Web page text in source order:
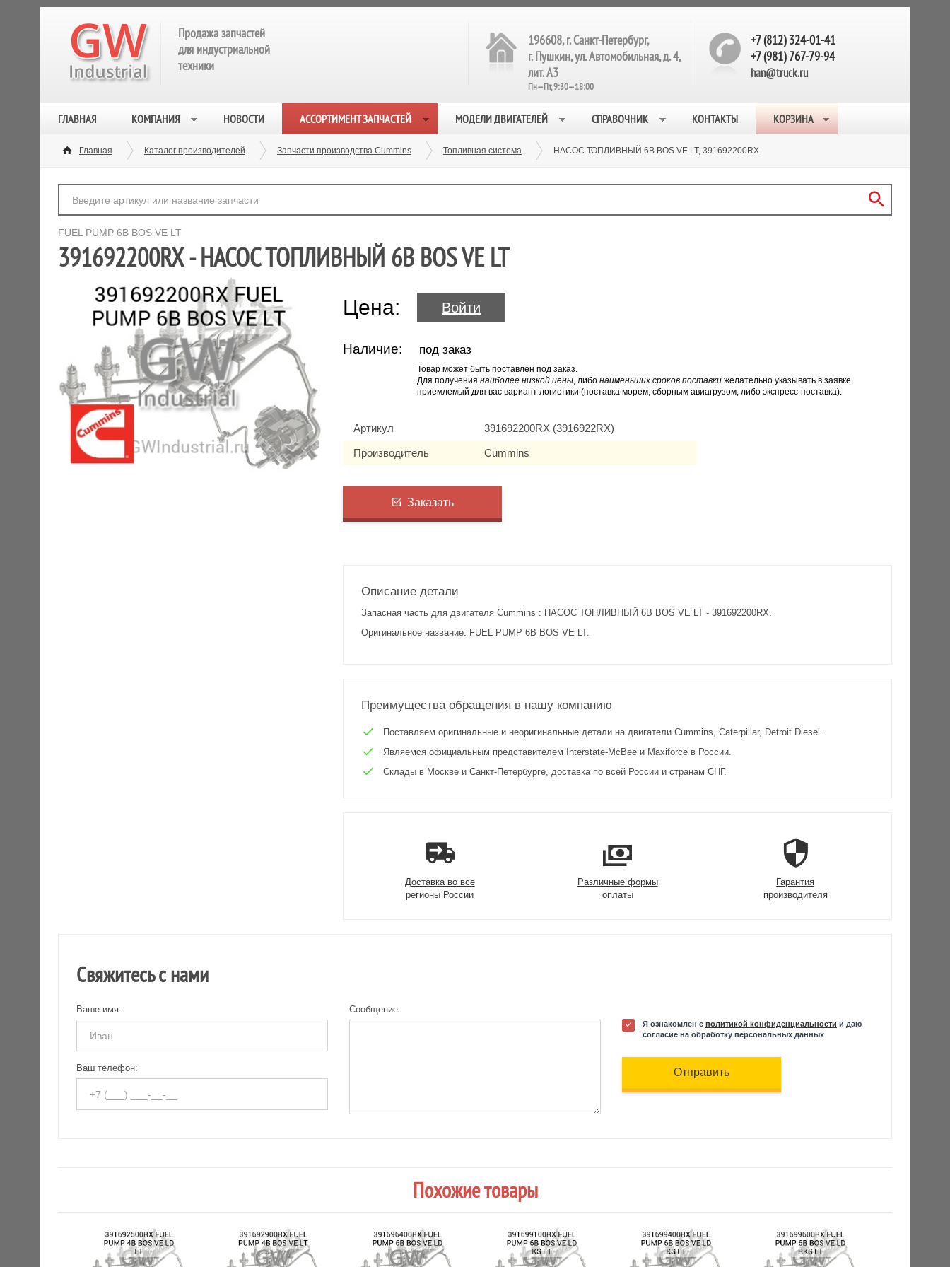
Продажа запчастей
для индустриальной
техники
196608, г. Санкт-Петербург,
г. Пушкин, ул. Автомобильная, д. 4,
лит. А3
Пн—Пт, 9:30—18:00
+7 (812) 324-01-41
+7 (981) 767-79-94
han@truck.ru
ГЛАВНАЯ КОМПАНИЯ НОВОСТИ АССОРТИМЕНТ ЗАПЧАСТЕЙ МОДЕЛИ ДВИГАТЕЛЕЙ СПРАВОЧНИК КОНТАКТЫ КОРЗИНА
Главная Каталог производителей Запчасти производства Cummins Топливная система НАСОС ТОПЛИВНЫЙ 6B BOS VE LT, 391692200RX
FUEL PUMP 6B BOS VE LT
391692200RX - НАСОС ТОПЛИВНЫЙ 6B BOS VE LT
Цена: Войти
Наличие: под заказ
Товар может быть поставлен под заказ.
Для получениянаиболее низкой цены, либонаименьших сроков поставки желательно указывать в заявке
приемлемый для вас вариант логистики (поставка морем, сборным авиагрузом, либо экспресс-поставка).
Артикул 391692200RX (3916922RX)
Производитель Cummins
Заказать
Описание детали
Запасная часть для двигателя Cummins : НАСОС ТОПЛИВНЫЙ 6B BOS VE LT - 391692200RX.
Оригинальное название: FUEL PUMP 6B BOS VE LT.
Преимущества обращения в нашу компанию
Поставляем оригинальные и неоригинальные детали на двигатели Cummins, Caterpillar, Detroit Diesel.
Являемся официальным представителем Interstate-McBee и Maxiforce в России.
Склады в Москве и Санкт-Петербурге, доставка по всей России и странам СНГ.
Доставка во все
регионы России
Различные формы
оплаты
Гарантия
производителя
Свяжитесь с нами
Ваше имя:
Ваш телефон:
Сообщение:
Я ознакомлен с политикой конфиденциальности и даю
согласие на обработку персональных данных
Отправить
Похожие товары